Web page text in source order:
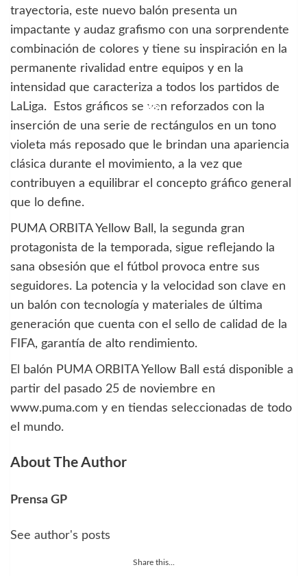
trayectoria, este nuevo balón presenta un
impactante y audaz grafismo con una sorprendente
combinación de colores y tiene su inspiración en la
permanente rivalidad entre equipos y en la
intensidad que caracteriza a todos los partidos de
LaLiga. Estos gráficos se ven reforzados con la
inserción de una serie de rectángulos en un tono
violeta más reposado que le brindan una apariencia
clásica durante el movimiento, a la vez que
contribuyen a equilibrar el concepto gráfico general
que lo define.
PUMA ORBITA Yellow Ball, la segunda gran
protagonista de la temporada, sigue reflejando la
sana obsesión que el fútbol provoca entre sus
seguidores. La potencia y la velocidad son clave en
un balón con tecnología y materiales de última
generación que cuenta con el sello de calidad de la
FIFA, garantía de alto rendimiento.
El balón PUMA ORBITA Yellow Ball está disponible a
partir del pasado 25 de noviembre en
www.puma.com y en tiendas seleccionadas de todo
el mundo.
About The Author
Prensa GP
See author's posts
Share this...